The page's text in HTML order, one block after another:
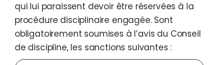
qui lui paraissent devoir être réservées à la
procédure disciplinaire engagée. Sont
obligatoirement soumises à l’avis du Conseil
de discipline, les sanctions suivantes :